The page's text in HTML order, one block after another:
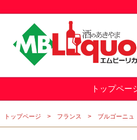
トップペー
トップページ フランス ブルゴーニュ